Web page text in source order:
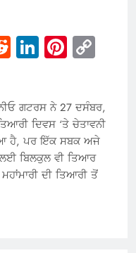
RedditLinkedIn
ਗਟਰਸ ਨੇ 27 ਦਸੰਬਰ,
ਦਿਵਸ ‘ਤੇ ਚੇਤਾਵਨੀ
ਹੈ, ਪਰ ਇੱਕ ਸਬਕ ਅਜੇ
ਲਈ ਬਿਲਕੁਲ ਵੀ ਤਿਆਰ
ਦੀ ਤਿਆਰੀ ਤੋਂ